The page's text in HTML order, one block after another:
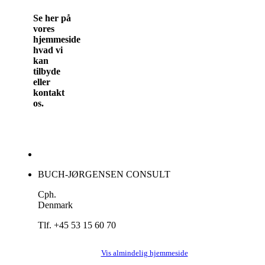
Se her på
vores
hjemmeside
hvad vi
kan
tilbyde
eller
kontakt
os.
BUCH-JØRGENSEN CONSULT
Cph.
Denmark
Tlf. +45 53 15 60 70
Vis almindelig hjemmeside